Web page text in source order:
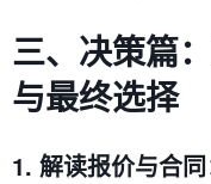
三、决策篇
与最终选择
1. 解读报价与合